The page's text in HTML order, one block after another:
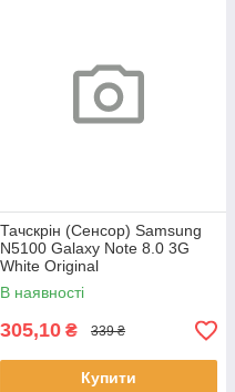
Тачскрін (Сенсор) Samsung
N5100 Galaxy Note 8.0 3G
White Original
В наявності
305,10 ₴ 339 ₴
Купити